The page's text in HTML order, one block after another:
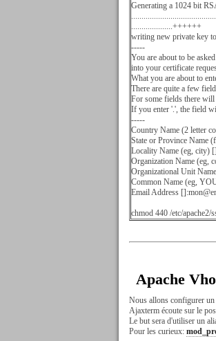
Generating a 1024 bit
....................++++++
writing new private key
-----
You are about to be
into your certificate
What you are about to
There are quite a few
For some fields there will
If you enter '.', the field
-----
Country Name (2 letter
State or Province Name
Locality Name (eg, city)
Organization Name (eg,
Organizational Unit
Common Name (eg,
Email Address
chmod 440 /etc/apache2/
Apache
Nous allons configurer
Ajaxterm écoute sur le
Le but sera d'utiliser un
Pour les curieux: